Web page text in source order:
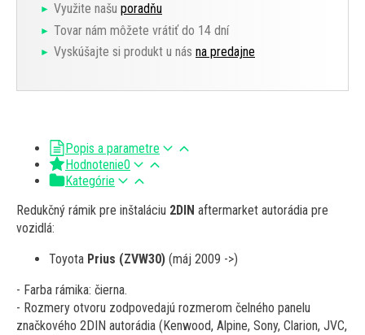
Využite našu poradňu
Tovar nám môžete vrátiť do 14 dní
Vyskúšajte si produkt u nás na predajne
Popis a parametre
Hodnotenie0
Kategórie
Redukčný rámik pre inštaláciu 2DIN aftermarket autorádia pre
vozidlá:
Toyota Prius (ZVW30) (máj 2009 ->)
- Farba rámika: čierna.
- Rozmery otvoru zodpovedajú rozmerom čelného panelu
značkového 2DIN autorádia (Kenwood, Alpine, Sony, Clarion, JVC,